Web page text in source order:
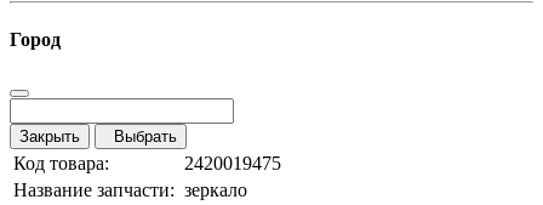
Город
Закрыть Выбрать
Код товара:
2420019475
Название запчасти: зеркало